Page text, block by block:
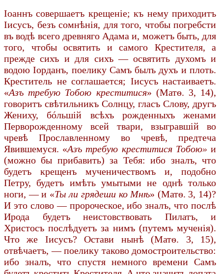
Іоаннъ совершаетъ крещеніе; къ нему приходитъ
Іисусъ, безъ сомнѣнія, для того, чтобы погребсти
въ водѣ всего древняго Адама и, можетъ быть, для
того, чтобы освятить и самого Крестителя, а
прежде сихъ и для сихъ — освятить духомъ и
водою Іорданъ, поелику Самъ былъ духъ и плоть.
Креститель не соглашается; Іисусъ настаиваетъ.
«Азъ требую Тобою креститися» (Матѳ. 3, 14),
говоритъ свѣтильникъ Солнцу, гласъ Слову, другъ
Жениху, бóльшій всѣхъ рожденныхъ женами
Перворожденному всей твари, взыгравшій во
чревѣ Прославленному во чревѣ, предтеча
Явившемуся. «Азъ требую креститися Тобою» и
(можно бы прибавить) за Тебя: ибо зналъ, что
будетъ крещенъ мученичествомъ и, подобно
Петру, будетъ имѣть умытыми не однѣ только
ноги, — и «Ты ли грядеши ко Мнѣ» (Матѳ. 3, 14)?
И это слово — пророческое, ибо зналъ, что послѣ
Ирода будетъ неистовствовать Пилатъ, и
Христосъ послѣдуетъ за нимъ (путемъ мученія).
Что же Іисусъ? Остави нынѣ (Матѳ. 3, 15),
отвѣчаетъ, — поелику таково домостроительство:
ибо зналъ, что спустя немного времени Самъ